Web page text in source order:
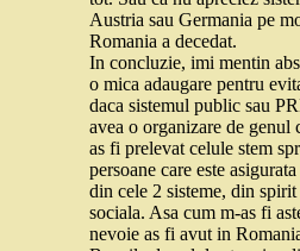
Austria sau Germania pe
Romania a decedat.
In concluzie, imi mentin
o mica adaugare pentru
daca sistemul public sau
avea o organizare de
as fi prelevat celule stem
persoane care este
din cele 2 sisteme, din
sociala. Asa cum m-as fi
nevoie as fi avut in